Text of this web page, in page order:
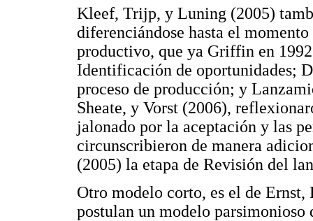
Kleef, Trijp, y Luning (2005)
diferenciándose hasta el
productivo, que ya Griffin en
Identificación de oportunidades;
proceso de producción; y
Sheate, y Vorst (2006),
jalonado por la aceptación y las
circunscribieron de manera
(2005) la etapa de Revisión del
Otro modelo corto, es el de Ernst,
postulan un modelo parsimonioso